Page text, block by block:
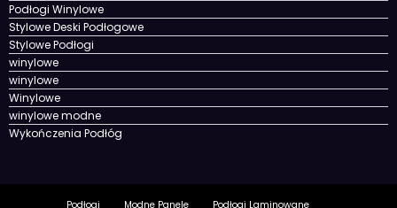
Podłogi Winylowe
Stylowe Deski Podłogowe
Stylowe Podłogi
winylowe
winylowe
Winylowe
winylowe modne
Wykończenia Podłóg
Podłogi Modne Panele Podłogi Laminowane